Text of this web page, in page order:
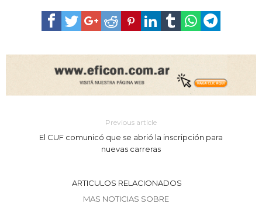
Previous article
El CUF comunicó que se abrió la inscripción para
nuevas carreras
ARTICULOS RELACIONADOS
MAS NOTICIAS SOBRE